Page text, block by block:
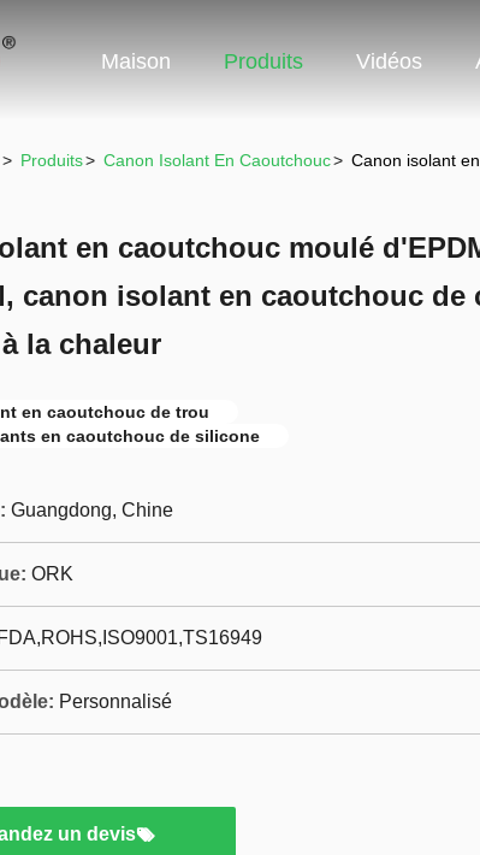
Maison Produits Vidéos
> Produits> Canon Isolant En Caoutchouc> Canon isolant
en caoutchouc moulé
canon isolant en caoutchouc de
la chaleur
en caoutchouc de trou
en caoutchouc de silicone
Guangdong, Chine
ORK
FDA,ROHS,ISO9001,TS16949
Personnalisé
un devis